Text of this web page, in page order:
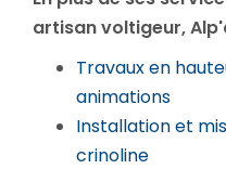
artisan voltigeur,
Travaux en
animations
Installation et
crinoline